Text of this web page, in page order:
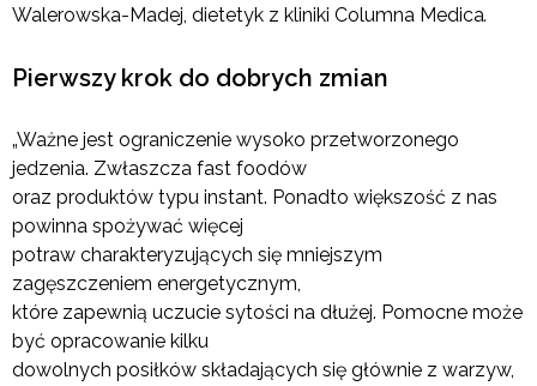
Walerowska-Madej, dietetyk z kliniki Columna Medica.
Pierwszy krok do dobrych zmian
„Ważne jest ograniczenie wysoko przetworzonego
jedzenia. Zwłaszcza fast foodów
oraz produktów typu instant. Ponadto większość z nas
powinna spożywać więcej
potraw charakteryzujących się mniejszym
zagęszczeniem energetycznym,
które zapewnią uczucie sytości na dłużej. Pomocne może
być opracowanie kilku
dowolnych posiłków składających się głównie z warzyw,